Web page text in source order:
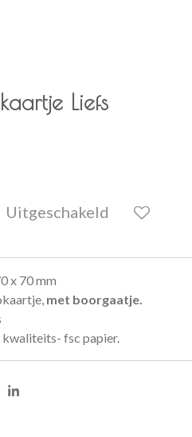
Liefs
Uitgeschakeld
x 70 mm
met boorgaatje.
kwaliteits- fsc papier.
S